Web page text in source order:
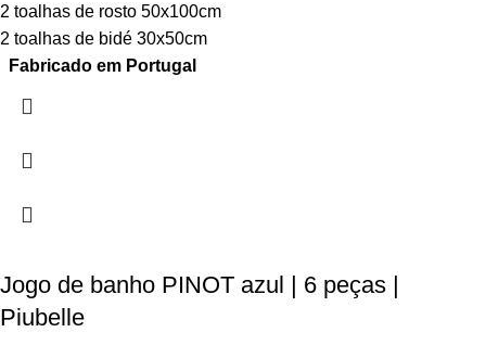
2 toalhas de rosto 50x100cm
2 toalhas de bidé 30x50cm
Fabricado em Portugal
Jogo de banho PINOT azul | 6 peças |
Piubelle